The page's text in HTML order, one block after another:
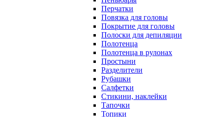
Перчатки
Повязка для головы
Покрытие для головы
Полоски для депиляции
Полотенца
Полотенца в рулонах
Простыни
Разделители
Рубашки
Салфетки
Стикини, наклейки
Тапочки
Топики